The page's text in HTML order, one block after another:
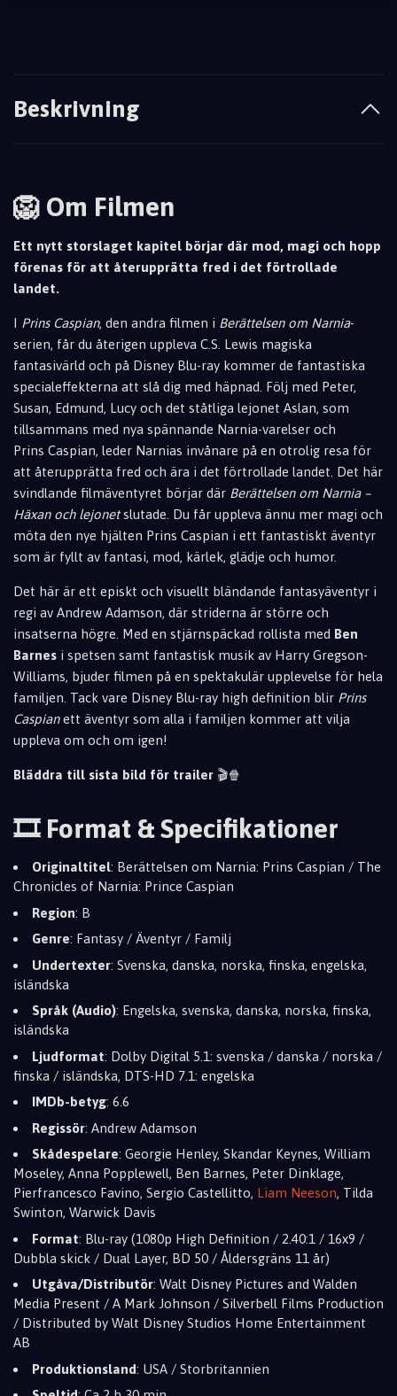
Beskrivning
🦁 Om Filmen
Ett nytt storslaget kapitel börjar där mod, magi och hopp
förenas för att återupprätta fred i det förtrollade
landet.
I Prins Caspian, den andra filmen i Berättelsen om Narnia-
serien, får du återigen uppleva C.S. Lewis magiska
fantasivärld och på Disney Blu-ray kommer de fantastiska
specialeffekterna att slå dig med häpnad. Följ med Peter,
Susan, Edmund, Lucy och det ståtliga lejonet Aslan, som
tillsammans med nya spännande Narnia-varelser och
Prins Caspian, leder Narnias invånare på en otrolig resa för
att återupprätta fred och ära i det förtrollade landet. Det här
svindlande filmäventyret börjar där Berättelsen om Narnia –
Häxan och lejonetslutade . Du får uppleva ännu mer magi och
möta den nye hjälten Prins Caspian i ett fantastiskt äventyr
som är fyllt av fantasi, mod, kärlek, glädje och humor.
Det här är ett episkt och visuellt bländande fantasyäventyr i
regi av Andrew Adamson, där striderna är större och
insatserna högre. Med en stjärnspäckad rollista med Ben
Barnes i spetsen samt fantastisk musik av Harry Gregson-
Williams, bjuder filmen på en spektakulär upplevelse för hela
familjen. Tack vare Disney Blu-ray high definition blir Prins
Caspianett äventyr som alla i familjen kommer att vilja
uppleva om och om igen!
Bläddra till sista bild för trailer 🎬🍿
🎞️ Format & Specifikationer
Originaltitel: Berättelsen om Narnia: Prins Caspian / The
Chronicles of Narnia: Prince Caspian
Region: B
Genre: Fantasy / Äventyr / Familj
Undertexter: Svenska, danska, norska, finska, engelska,
isländska
Språk (Audio): Engelska, svenska, danska, norska, finska,
isländska
Ljudformat: Dolby Digital 5.1: svenska / danska / norska /
finska / isländska, DTS-HD 7.1: engelska
IMDb-betyg: 6.6
Regissör: Andrew Adamson
Skådespelare: Georgie Henley, Skandar Keynes, William
Moseley, Anna Popplewell, Ben Barnes, Peter Dinklage,
Pierfrancesco Favino, Sergio Castellitto, Liam Neeson, Tilda
Swinton, Warwick Davis
Format: Blu-ray (1080p High Definition / 2.40:1 / 16x9 /
Dubbla skick / Dual Layer, BD 50 / Åldersgräns 11 år)
Utgåva/Distributör: Walt Disney Pictures and Walden
Media Present / A Mark Johnson / Silverbell Films Production
/ Distributed by Walt Disney Studios Home Entertainment
AB
Produktionsland: USA / Storbritannien